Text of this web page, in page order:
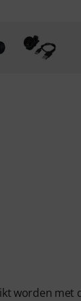
worden met